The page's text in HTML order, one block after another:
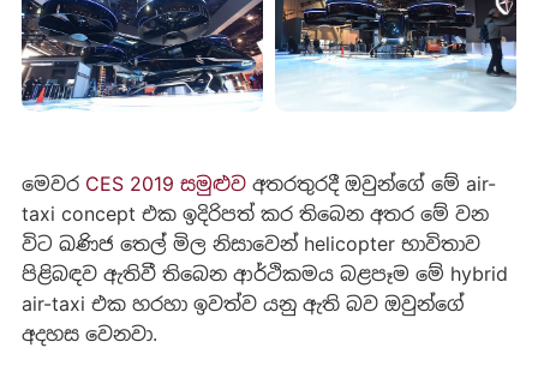
මෙවර CES 2019 සමුළුවඅතරතුරදී ඔවුන්ගේ මේ air-
taxi concept එක ඉදිරිපත් කර තිබෙන අතර මේ වන
විට ඛණිජ තෙල් මිල නිසාවෙන් helicopter භාවිතාව
පිළිබඳව ඇතිවී තිබෙන ආර්ථිකමය බළපෑම මේ hybrid
air-taxi එක හරහා ඉවත්ව යනු ඇති බව ඔවුන්ගේ
අදහස වෙනවා.